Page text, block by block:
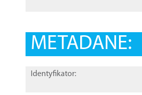
METADANE:
Identyfikator: